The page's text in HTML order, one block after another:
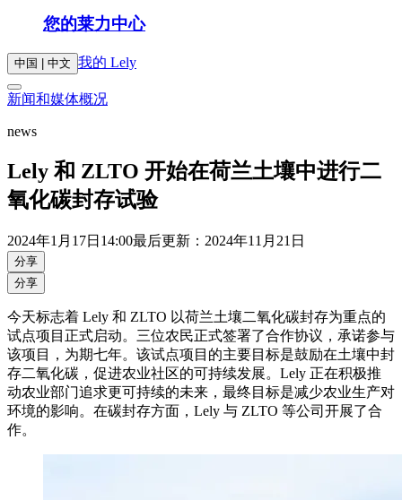
您的莱力中心
中国 | 中文 我的 Lely
新闻和媒体概况
news
Lely 和 ZLTO 开始在荷兰土壤中进行二
氧化碳封存试验
2024年1月17日 14:00最后更新：2024年11月21日
分享
分享
今天标志着 Lely 和 ZLTO 以荷兰土壤二氧化碳封存为重点的
试点项目正式启动。三位农民正式签署了合作协议，承诺参与
该项目，为期七年。该试点项目的主要目标是鼓励在土壤中封
存二氧化碳，促进农业社区的可持续发展。Lely 正在积极推
动农业部门追求更可持续的未来，最终目标是减少农业生产对
环境的影响。在碳封存方面，Lely 与 ZLTO 等公司开展了合
作。